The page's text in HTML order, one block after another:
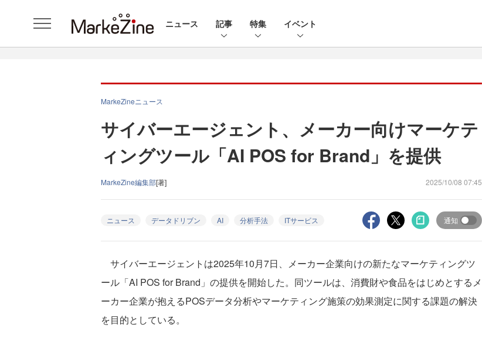
ニュース 記事 特集 イベント
MarkeZineニュース
サイバーエージェント、メーカー向けマーケテ
ィングツール「AI POS for Brand」を提供
MarkeZine編集部[著] 2025/10/08 07:45
ニュース データドリブン AI 分析手法 ITサービス 通知
サイバーエージェントは2025年10月7日、メーカー企業向けの新たなマーケティングツ
ール「AI POS for Brand」の提供を開始した。同ツールは、消費財や食品をはじめとするメ
ーカー企業が抱えるPOSデータ分析やマーケティング施策の効果測定に関する課題の解決
を目的としている。